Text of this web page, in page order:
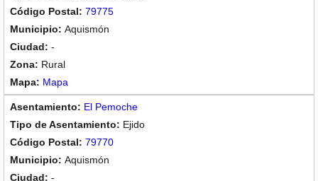
79775
Aquismón
-
Rural
Mapa
El Pemoche
Ejido
79770
Aquismón
-